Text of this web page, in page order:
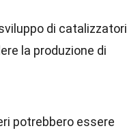
di catalizzatori
la produzione di
potrebbero essere